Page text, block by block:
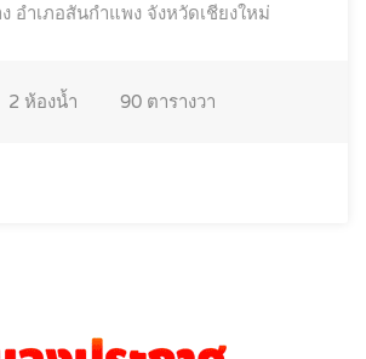
อำเภอสันกำแพง จังหวัดเชียงใหม่
2 ห้องน้ำ 90 ตารางวา